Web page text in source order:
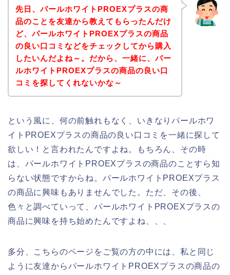
先日、パールホワイトPROEXプラスの商
品のことを友達から教えてもらったんだけ
ど、パールホワイトPROEXプラスの商品
の良い口コミなどをチェックしてから購入
したいんだよね～。だから、一緒に、パー
ルホワイトPROEXプラスの商品の良い口
コミを探してくれないかな～
という風に、何の前触れもなく、いきなりパールホワ
イトPROEXプラスの商品の良い口コミを一緒に探して
欲しい！と言われたんですよね。もちろん、その時
は、パールホワイトPROEXプラスの商品のことすら知
らない状態ですからね。パールホワイトPROEXプラス
の商品に興味もありませんでした。ただ、その後、
色々と調べていって、パールホワイトPROEXプラスの
商品に興味を持ち始めたんですよね、、、
多分、こちらのページをご覧の方の中には、私と同じ
ように友達からパールホワイトPROEXプラスの商品の